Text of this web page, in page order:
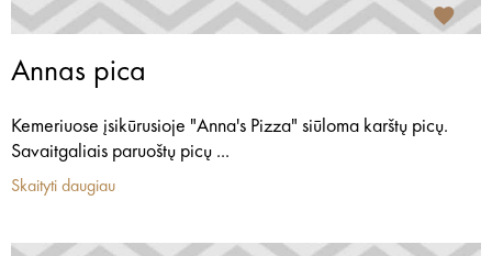
Annas pica
Kemeriuose įsikūrusioje "Anna's Pizza" siūloma karštų picų.
Savaitgaliais paruoštų picų ...
Skaityti daugiau